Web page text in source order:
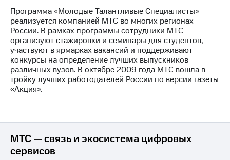
секретарь
Раскрытие
информации
Информация
акционерам
Документы
ПАО
"МТС"
кабинет
Акционерный
капитал
Программа «Молодые Талантливые Специалисты»
реализуется компанией МТС во многих регионах
России. В рамках программы сотрудники МТС
организуют стажировки и семинары для студентов,
участвуют в ярмарках вакансий и поддерживают
конкурсы на определение лучших выпускников
различных вузов. В октябре 2009 года МТС вошла в
тройку лучших работодателей России по версии газеты
«Акция».
МТС — связь и экосистема цифровых
сервисов